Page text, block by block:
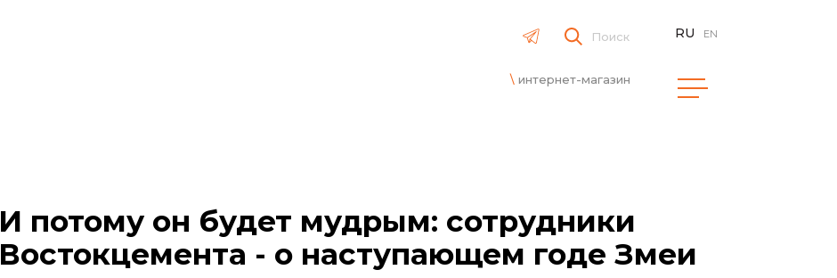
Поиск
интернет-магазин
RU EN
И потому он будет мудрым: сотрудники
Востокцемента - о наступающем годе Змеи